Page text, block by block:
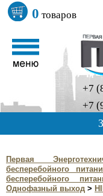
0 товаров
+7
+7
Первая
бесперебойного
бесперебойного
Однофазный выход >